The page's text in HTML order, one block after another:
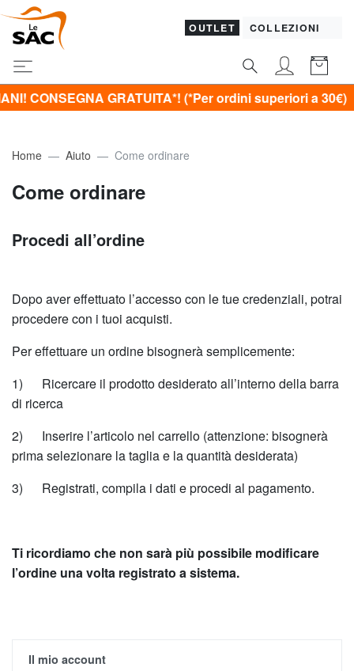
OUTLET COLLEZIONI
CONSEGNA GRATUITA*! (*Per ordini superiori a 30€)
Home Aiuto Come ordinare
Come ordinare
Il mio account
Procedi all’ordine
Dopo aver effettuato l’accesso con le tue credenziali, potrai
procedere con i tuoi acquisti.
Per effettuare un ordine bisognerà semplicemente:
1) Ricercare il prodotto desiderato all’interno della barra
di ricerca
2) Inserire l’articolo nel carrello (attenzione: bisognerà
prima selezionare la taglia e la quantità desiderata)
3) Registrati, compila i dati e procedi al pagamento.
Ti ricordiamo che non sarà più possibile modificare
l’ordine una volta registrato a sistema.